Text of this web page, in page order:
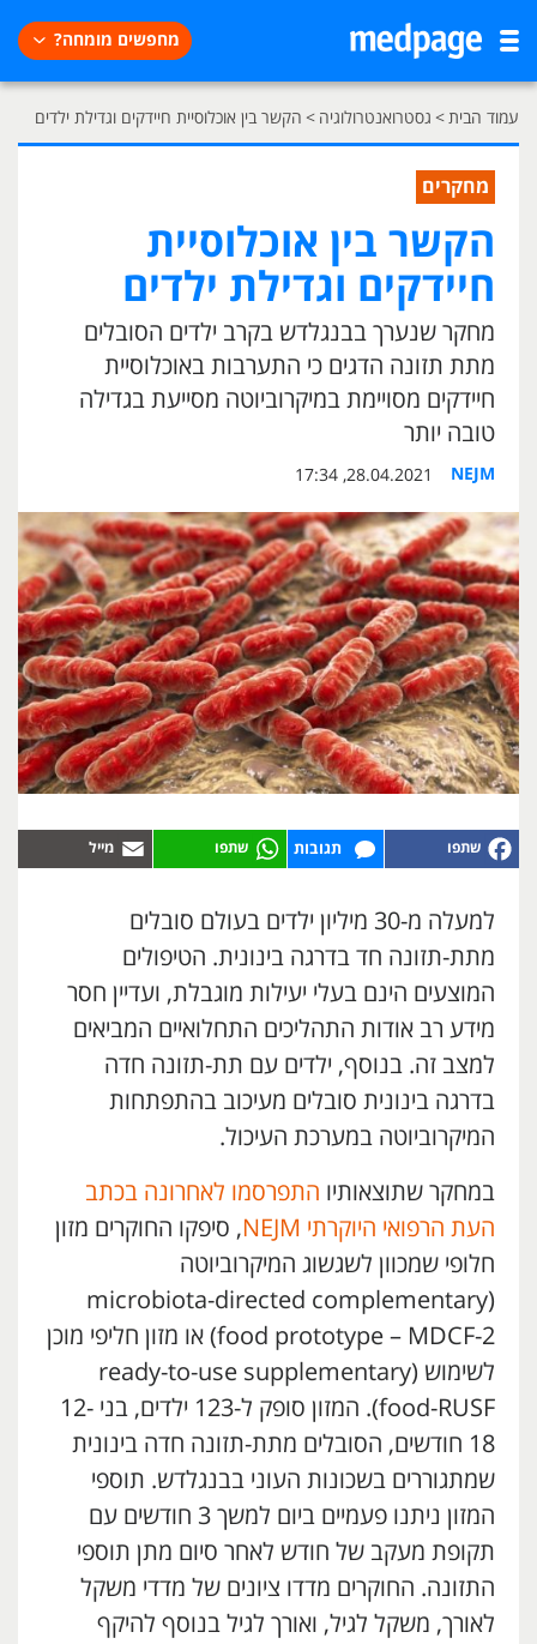
מחפשים מומחה?
עמוד הבית> גסטרואנטרולוגיה > הקשר בין אוכלוסיית חיידקים וגדילת ילדים
מחקרים
הקשר בין אוכלוסיית
חיידקים וגדילת ילדים
מחקר שנערך בבנגלדש בקרב ילדים הסובלים
מתת תזונה הדגים כי התערבות באוכלוסיית
חיידקים מסויימת במיקרוביוטה מסייעת בגדילה
טובה יותר
NEJM
28.04.2021, 17:34
תגובות
למעלה מ-30 מיליון ילדים בעולם סובלים
מתת-תזונה חד בדרגה בינונית. הטיפולים
המוצעים הינם בעלי יעילות מוגבלת, ועדיין חסר
מידע רב אודות התהליכים התחלואיים המביאים
למצב זה. בנוסף, ילדים עם תת-תזונה חדה
בדרגה בינונית סובלים מעיכוב בהתפתחות
המיקרוביוטה במערכת העיכול.
במחקר שתוצאותיו התפרסמו לאחרונה בכתב
העת הרפואי היוקרתי NEJM
, סיפקו החוקרים מזון
חלופי שמכוון לשגשוג המיקרוביוטה
(microbiota-directed complementary
food prototype – MDCF-2) או מזון חליפי מוכן
לשימוש (ready-to-use supplementary
food-RUSF). המזון סופק ל-123 ילדים, בני 12-
18 חודשים, הסובלים מתת-תזונה חדה בינונית
שמתגוררים בשכונות העוני בבנגלדש. תוספי
המזון ניתנו פעמיים ביום למשך 3 חודשים עם
תקופת מעקב של חודש לאחר סיום מתן תוספי
התזונה. החוקרים מדדו ציונים של מדדי משקל
לאורך, משקל לגיל, ואורך לגיל בנוסף להיקף